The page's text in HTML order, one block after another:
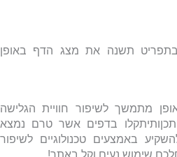
תשנה את מצג הדף באופן
מתמשך לשיפור חוויית הגלישה
בדפים אשר טרם נמצא
באמצעים טכנולוגיים לשיפור
שימוש נעים וקל באתר!